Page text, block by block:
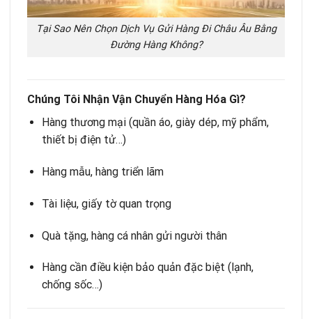
Tại Sao Nên Chọn Dịch Vụ Gửi Hàng Đi Châu Âu Bằng
Đường Hàng Không?
Chúng Tôi Nhận Vận Chuyển Hàng Hóa Gì?
Hàng thương mại (quần áo, giày dép, mỹ phẩm,
thiết bị điện tử…)
Hàng mẫu, hàng triển lãm
Tài liệu, giấy tờ quan trọng
Quà tặng, hàng cá nhân gửi người thân
Hàng cần điều kiện bảo quản đặc biệt (lạnh,
chống sốc…)